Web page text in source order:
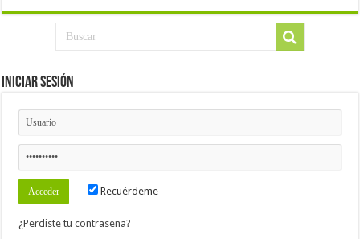
Iniciar Sesión
Recuérdeme
¿Perdiste tu contraseña?